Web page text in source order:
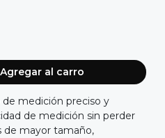
Agregar al carro
de medición preciso y
de medición sin perder
de mayor tamaño,